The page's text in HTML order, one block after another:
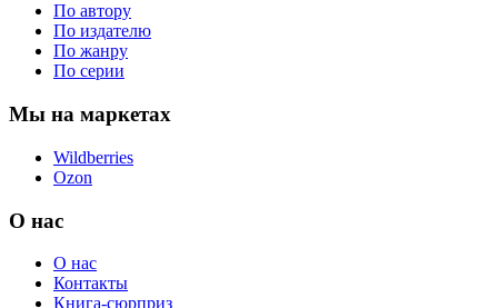
По автору
По издателю
По жанру
По серии
Мы на маркетах
Wildberries
Ozon
О нас
О нас
Контакты
Книга-сюрприз